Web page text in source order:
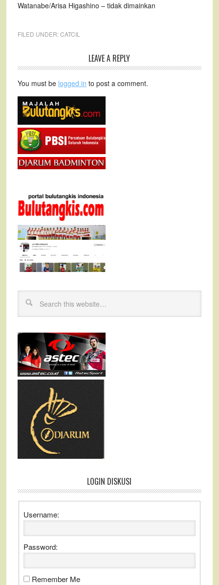
Watanabe/Arisa Higashino – tidak dimainkan
FILED UNDER:CATCIL
LEAVE A REPLY
You must be logged in to post a comment.
LOGIN DISKUSI
Username:
Password:
Remember Me